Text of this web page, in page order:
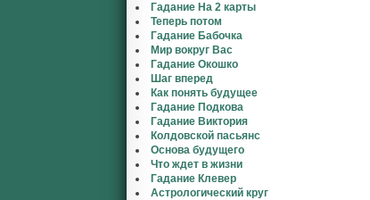
Гадание На 2 карты
Теперь потом
Гадание Бабочка
Мир вокруг Вас
Гадание Окошко
Шаг вперед
Как понять будущее
Гадание Подкова
Гадание Виктория
Колдовской пасьянс
Основа будущего
Что ждет в жизни
Гадание Клевер
Астрологический круг